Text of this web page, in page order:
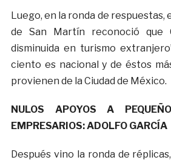
Luego, en la ronda de
de San Martín reconoció que
disminuida en turismo
ciento es nacional y de éstos
provienen de la Ciudad de México.
NULOS APOYOS A
EMPRESARIOS: ADOLFO GARCÍA
Después vino la ronda de